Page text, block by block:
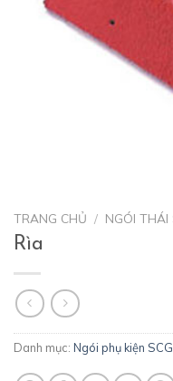
TRANG CHỦ / NGÓI THÁI
Rìa
Danh mục: Ngói phụ kiện SCG